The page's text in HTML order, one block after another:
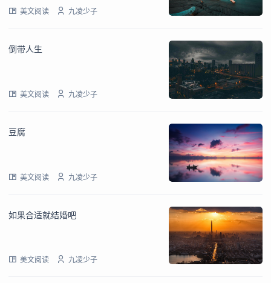
美文阅读 九凌少子
倒带人生
美文阅读 九凌少子
豆腐
美文阅读 九凌少子
如果合适就结婚吧
美文阅读 九凌少子